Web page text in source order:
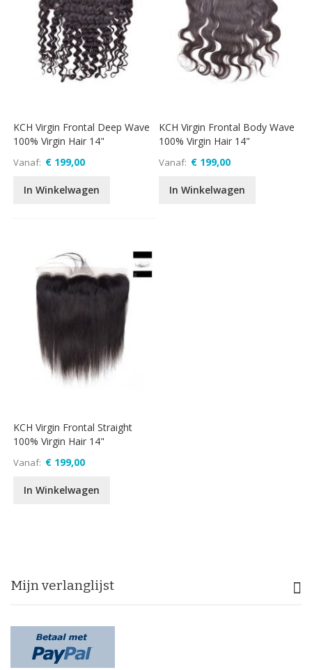
KCH Virgin Frontal Deep Wave
100% Virgin Hair 14"
Vanaf € 199,00
In Winkelwagen
KCH Virgin Frontal Body Wave
100% Virgin Hair 14"
Vanaf € 199,00
In Winkelwagen
KCH Virgin Frontal Straight
100% Virgin Hair 14"
Vanaf € 199,00
In Winkelwagen
Mijn verlanglijst